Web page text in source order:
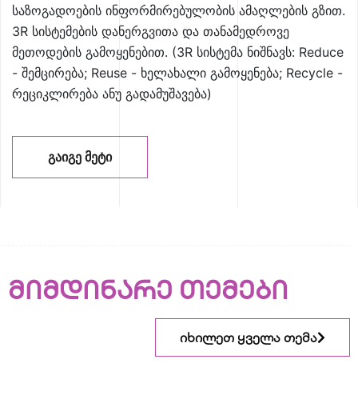
საზოგადოების ინფორმირებულობის ამაღლების გზით.
3R სისტემების დანერგვითა და თანამედროვე
მეთოდების გამოყენებით. (3R სისტემა ნიშნავს: Reduce
- შემცირება; Reuse - ხელახალი გამოყენება; Recycle -
რეციკლირება ანუ გადამუშავება)
ᲒᲐᲘᲒᲔ ᲛᲔᲢᲘ
მიმდინარე თემები
იხილეთ ყველა თემა